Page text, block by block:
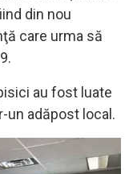
din nou
care urma să
au fost luate
un adăpost local.